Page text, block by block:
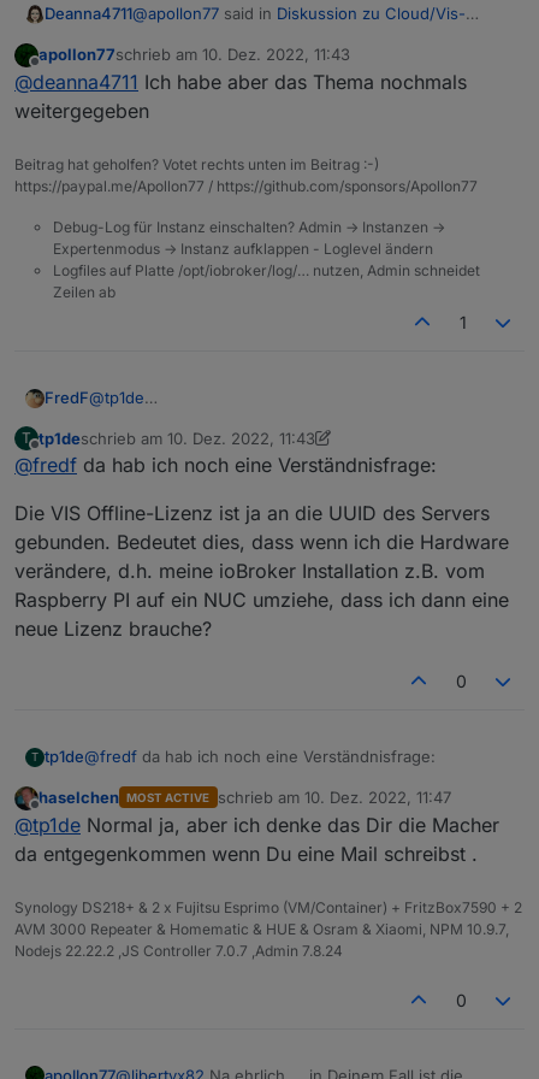
Deanna4711@apollon77 said in Diskussion zu Cloud/Vis-
@deanna4711Ich habs an BF weitergegeben.
Ja, hat auch geklappt. Über "Neues Abo" wurde
Offline
apollon77schrieb am 10. Dez. 2022, 11:43
zuletzt editiert von
@deanna4711 Ich habe aber das Thema nochmals
weitergegeben
Beitrag hat geholfen? Votet rechts unten im Beitrag :-)
https://paypal.me/Apollon77 / https://github.com/sponsors/Apollon77
Debug-Log für Instanz einschalten? Admin -> Instanzen ->
Expertenmodus -> Instanz aufklappen - Loglevel ändern
Logfiles auf Platte /opt/iobroker/log/… nutzen, Admin schneidet
Zeilen ab
1
FredF@tp1de
T
Offline
tp1deschrieb am 10. Dez. 2022, 11:43
zuletzt editiert von tp1de12. Okt. 2022, 12:44
@fredf da hab ich noch eine Verständnisfrage:
Die VIS Offline-Lizenz ist ja an die UUID des Servers
gebunden. Bedeutet dies, dass wenn ich die Hardware
verändere, d.h. meine ioBroker Installation z.B. vom
Raspberry PI auf ein NUC umziehe, dass ich dann eine
neue Lizenz brauche?
0
T tp1de@fredf da hab ich noch eine Verständnisfrage:
Die VIS Offline-Lizenz ist ja an die UUID des Servers
gebunden. Bedeutet dies, dass wenn ich die Hardware
verändere, d.h. meine ioBroker Installation z.B. vom
Raspberry PI auf ein NUC umziehe, dass ich dann eine
Offline
haselchen MOST ACTIVE schrieb am 10. Dez. 2022, 11:47
zuletzt editiert von
@tp1de Normal ja, aber ich denke das Dir die Macher
da entgegenkommen wenn Du eine Mail schreibst .
Synology DS218+ & 2 x Fujitsu Esprimo (VM/Container) + FritzBox7590 + 2
AVM 3000 Repeater & Homematic & HUE & Osram & Xiaomi, NPM 10.9.7,
Nodejs 22.22.2 ,JS Controller 7.0.7 ,Admin 7.8.24
0